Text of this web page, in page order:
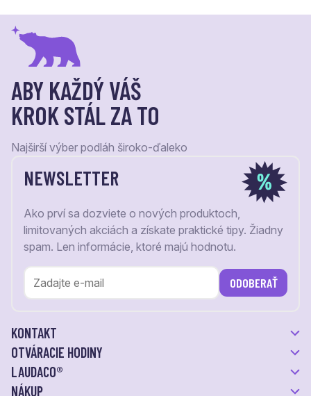
ABY KAŽDÝ VÁŠ
KROK STÁL ZA TO
Najširší výber podláh široko-ďaleko
NEWSLETTER
Ako prví sa dozviete o nových produktoch,
limitovaných akciách a získate praktické tipy. Žiadny
spam. Len informácie, ktoré majú hodnotu.
ODOBERAŤ
KONTAKT
OTVÁRACIE HODINY
LAUDACO®
NÁKUP